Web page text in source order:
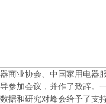
业协会、中国家用电器
参加会议，并作了致辞
据和研究对峰会给予了支持